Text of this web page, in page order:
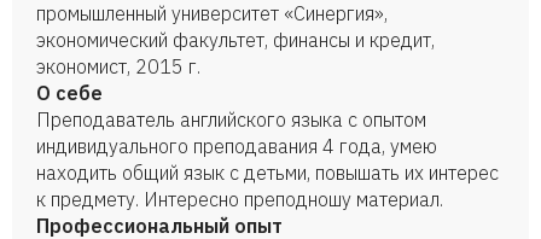
промышленный университет «Синергия»,
экономический факультет, финансы и кредит,
экономист, 2015 г.
О себе
Преподаватель английского языка с опытом
индивидуального преподавания 4 года, умею
находить общий язык с детьми, повышать их интерес
к предмету. Интересно преподношу материал.
Профессиональный опыт